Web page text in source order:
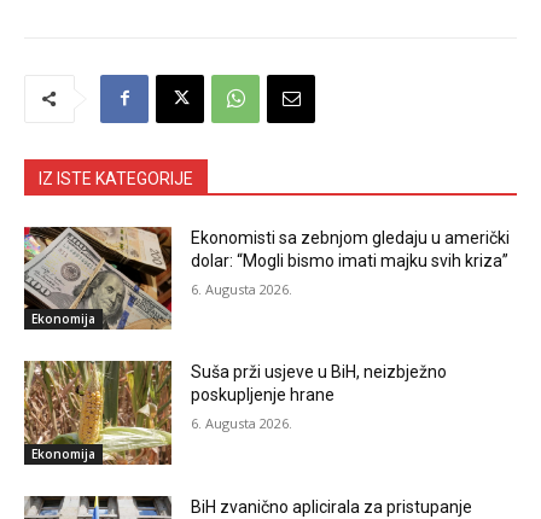
IZ ISTE KATEGORIJE
Ekonomija
Ekonomisti sa zebnjom gledaju u američki
dolar: “Mogli bismo imati majku svih kriza”
6. Augusta 2026.
Ekonomija
Suša prži usjeve u BiH, neizbježno
poskupljenje hrane
6. Augusta 2026.
BiH zvanično aplicirala za pristupanje